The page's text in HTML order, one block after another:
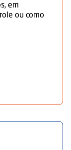
em
ou como